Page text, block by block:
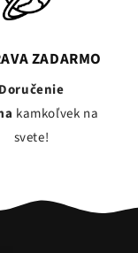
ZADARMO
Doručenie
kamkoľvek na
svete!